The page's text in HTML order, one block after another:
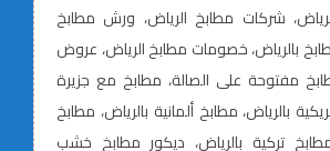
شركات مطابخ الرياض، ورش مطابخ
بالرياض، خصومات مطابخ الرياض، عروض
مفتوحة على الصالة، مطابخ مع جزيرة
بالرياض، مطابخ ألمانية بالرياض، مطابخ
مطابخ تركية بالرياض، ديكور مطابخ خشب